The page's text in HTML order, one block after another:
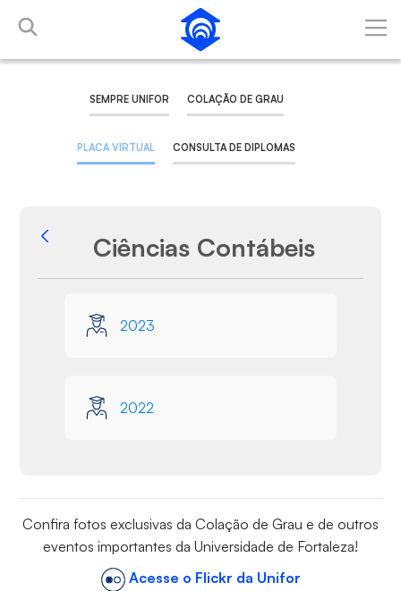
Pular para o Conteúdo principal
SEMPRE UNIFOR COLAÇÃO DE GRAU
PLACA VIRTUAL CONSULTA DE DIPLOMAS
Voltar
Ciências Contábeis
2023
2022
Confira fotos exclusivas da Colação de Grau e de outros
eventos importantes da Universidade de Fortaleza!
Acesse o Flickr da Unifor